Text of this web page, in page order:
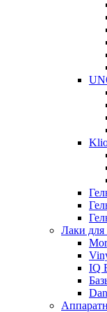
Лаки для
IQ